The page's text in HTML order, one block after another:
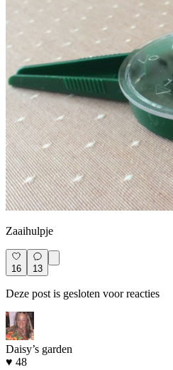
Zaaihulpje
16 13
Deze post is gesloten voor reacties
Daisy’s garden
♥ 48